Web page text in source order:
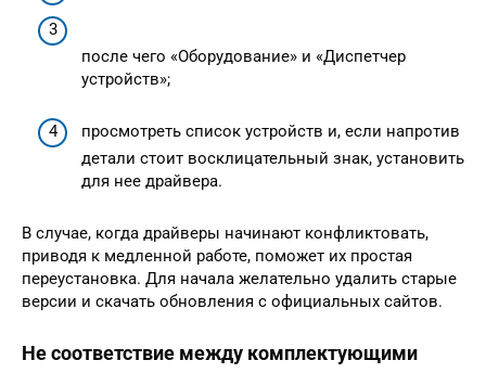
после чего «Оборудование» и «Диспетчер
устройств»;
просмотреть список устройств и, если напротив
детали стоит восклицательный знак, установить
для нее драйвера.
В случае, когда драйверы начинают конфликтовать,
приводя к медленной работе, поможет их простая
переустановка. Для начала желательно удалить старые
версии и скачать обновления с официальных сайтов.
Не соответствие между комплектующими